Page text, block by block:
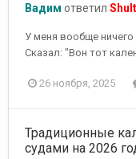
Вадим ответил
У меня вообще ничего
Сказал: "Вон тот
26 ноября, 2025
Традиционные
судами на 2026